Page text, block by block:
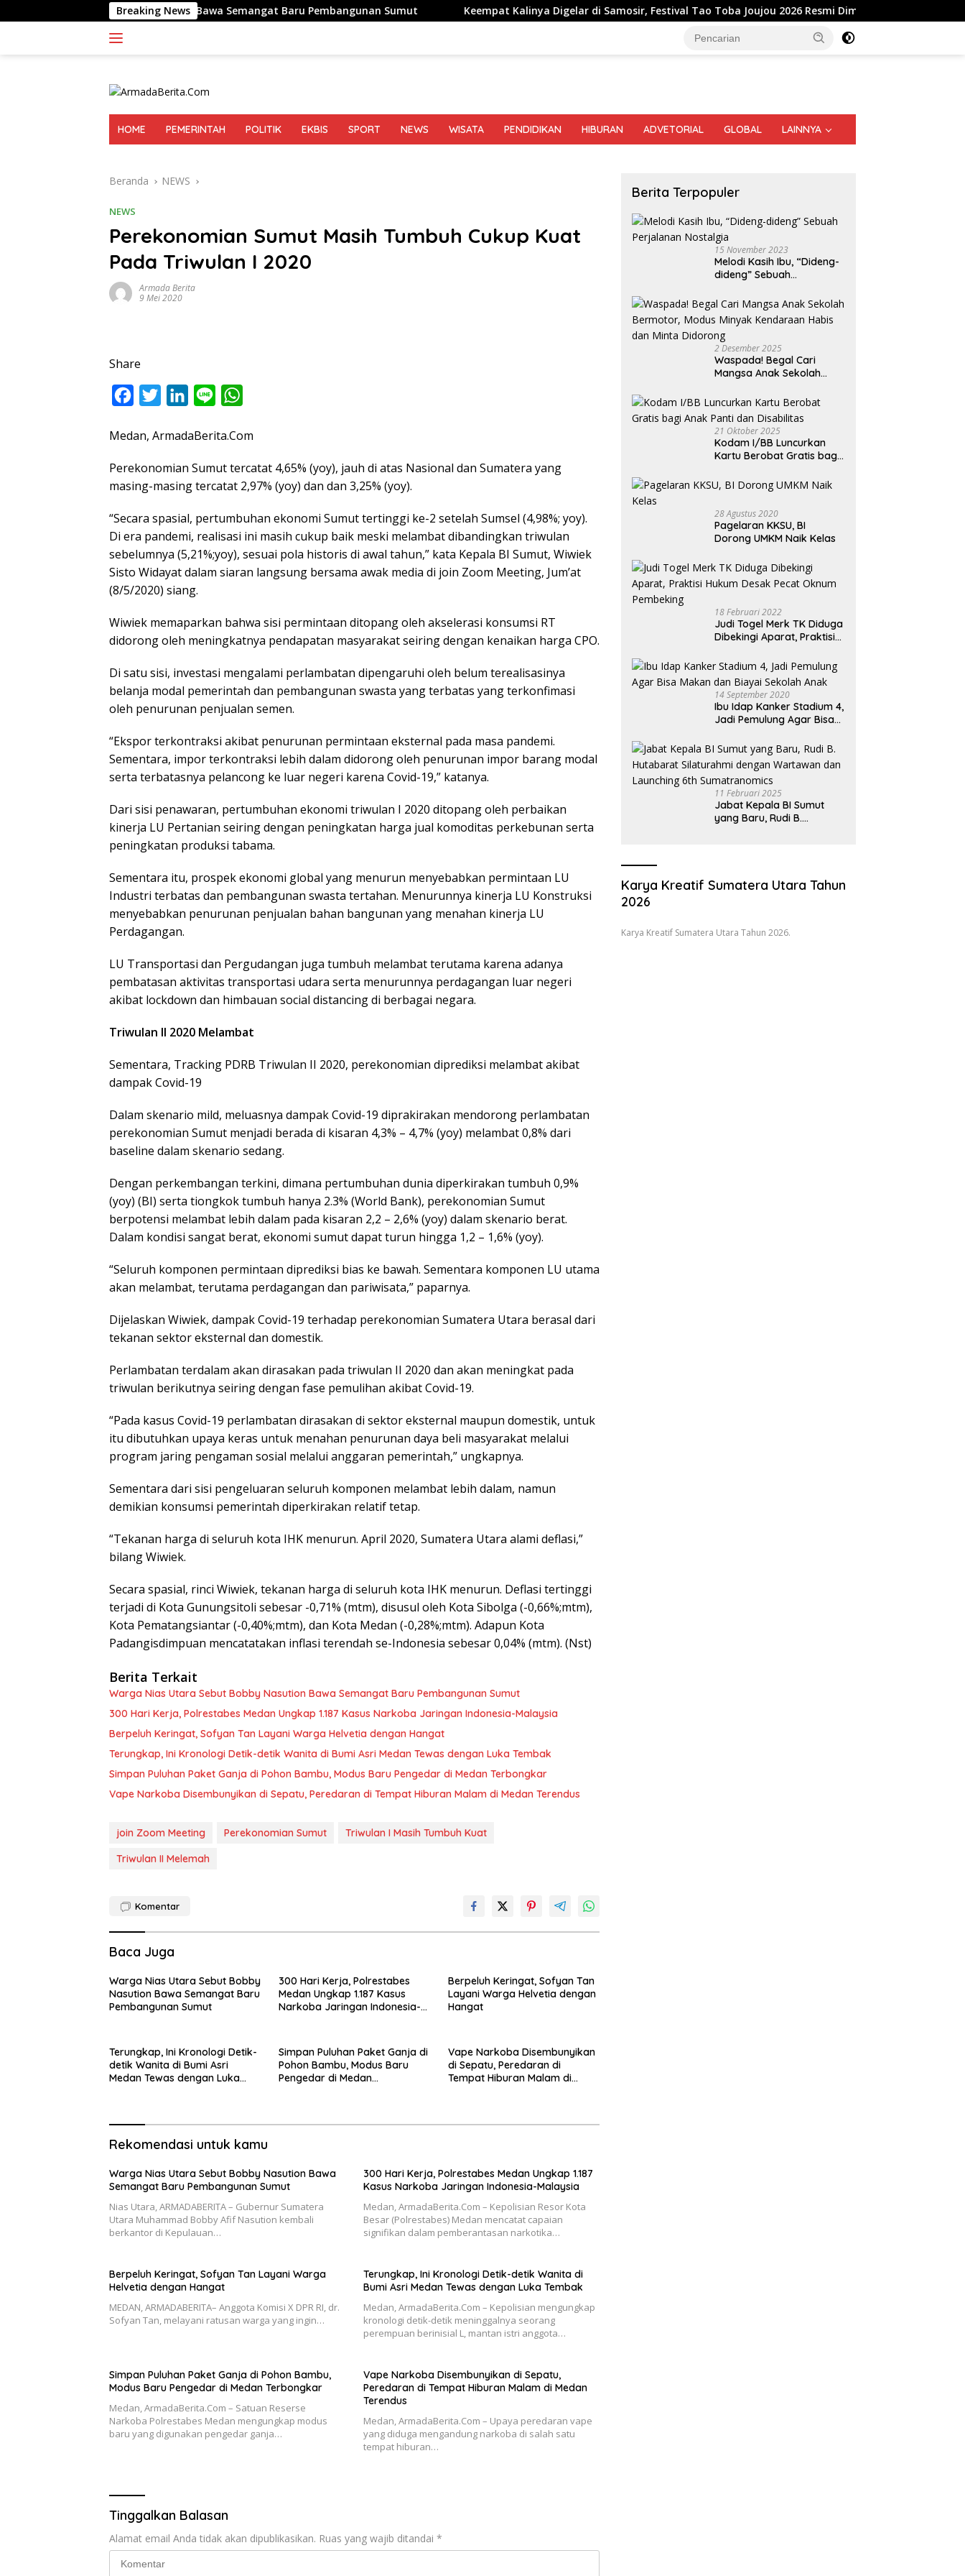
ke
Breaking News
Sebut Bobby Nasution Bawa Semangat Baru Pembangunan Sumut Keempat Kalinya Digelar di Samosir, Festival Tao Toba Joujou 2026 Resmi Dimulai Bedah Buku
HOME PEMERINTAH POLITIK EKBIS SPORT NEWS WISATA PENDIDIKAN HIBURAN ADVETORIAL GLOBAL LAINNYA
Beranda NEWS
NEWS
Perekonomian Sumut Masih Tumbuh Cukup Kuat
Pada Triwulan I 2020
Armada Berita
9 Mei 2020
Share
c
e
b
o
k
i
t
r
n
k
e
I
n
n
a
s
p
Medan, ArmadaBerita.Com
Perekonomian Sumut tercatat 4,65% (yoy), jauh di atas Nasional dan Sumatera yang
masing-masing tercatat 2,97% (yoy) dan dan 3,25% (yoy).
“Secara spasial, pertumbuhan ekonomi Sumut tertinggi ke-2 setelah Sumsel (4,98%; yoy).
Di era pandemi, realisasi ini masih cukup baik meski melambat dibandingkan triwulan
sebelumnya (5,21%;yoy), sesuai pola historis di awal tahun,” kata Kepala BI Sumut, Wiwiek
Sisto Widayat dalam siaran langsung bersama awak media di join Zoom Meeting, Jum’at
(8/5/2020) siang.
Wiwiek memaparkan bahwa sisi permintaan ditopang oleh akselerasi konsumsi RT
didorong oleh meningkatnya pendapatan masyarakat seiring dengan kenaikan harga CPO.
Di satu sisi, investasi mengalami perlambatan dipengaruhi oleh belum terealisasinya
belanja modal pemerintah dan pembangunan swasta yang terbatas yang terkonfimasi
oleh penurunan penjualan semen.
“Ekspor terkontraksi akibat penurunan permintaan eksternal pada masa pandemi.
Sementara, impor terkontraksi lebih dalam didorong oleh penurunan impor barang modal
serta terbatasnya pelancong ke luar negeri karena Covid-19,” katanya.
Dari sisi penawaran, pertumbuhan ekonomi triwulan I 2020 ditopang oleh perbaikan
kinerja LU Pertanian seiring dengan peningkatan harga jual komoditas perkebunan serta
peningkatan produksi tabama.
Sementara itu, prospek ekonomi global yang menurun menyebabkan permintaan LU
Industri terbatas dan pembangunan swasta tertahan. Menurunnya kinerja LU Konstruksi
menyebabkan penurunan penjualan bahan bangunan yang menahan kinerja LU
Perdagangan.
LU Transportasi dan Pergudangan juga tumbuh melambat terutama karena adanya
pembatasan aktivitas transportasi udara serta menurunnya perdagangan luar negeri
akibat lockdown dan himbauan social distancing di berbagai negara.
Triwulan II 2020 Melambat
Sementara, Tracking PDRB Triwulan II 2020, perekonomian diprediksi melambat akibat
dampak Covid-19
Dalam skenario mild, meluasnya dampak Covid-19 diprakirakan mendorong perlambatan
perekonomian Sumut menjadi berada di kisaran 4,3% – 4,7% (yoy) melambat 0,8% dari
baseline dalam skenario sedang.
Dengan perkembangan terkini, dimana pertumbuhan dunia diperkirakan tumbuh 0,9%
(yoy) (BI) serta tiongkok tumbuh hanya 2.3% (World Bank), perekonomian Sumut
berpotensi melambat lebih dalam pada kisaran 2,2 – 2,6% (yoy) dalam skenario berat.
Dalam kondisi sangat berat, ekonomi sumut dapat turun hingga 1,2 – 1,6% (yoy).
“Seluruh komponen permintaan diprediksi bias ke bawah. Sementara komponen LU utama
akan melambat, terutama perdagangan dan pariwisata,” paparnya.
Dijelaskan Wiwiek, dampak Covid-19 terhadap perekonomian Sumatera Utara berasal dari
tekanan sektor eksternal dan domestik.
Perlambatan terdalam akan dirasakan pada triwulan II 2020 dan akan meningkat pada
triwulan berikutnya seiring dengan fase pemulihan akibat Covid-19.
“Pada kasus Covid-19 perlambatan dirasakan di sektor eksternal maupun domestik, untuk
itu dibutuhkan upaya keras untuk menahan penurunan daya beli masyarakat melalui
program jaring pengaman sosial melalui anggaran pemerintah,” ungkapnya.
Sementara dari sisi pengeluaran seluruh komponen melambat lebih dalam, namun
demikian konsumsi pemerintah diperkirakan relatif tetap.
“Tekanan harga di seluruh kota IHK menurun. April 2020, Sumatera Utara alami deflasi,”
bilang Wiwiek.
Secara spasial, rinci Wiwiek, tekanan harga di seluruh kota IHK menurun. Deflasi tertinggi
terjadi di Kota Gunungsitoli sebesar -0,71% (mtm), disusul oleh Kota Sibolga (-0,66%;mtm),
Kota Pematangsiantar (-0,40%;mtm), dan Kota Medan (-0,28%;mtm). Adapun Kota
Padangisdimpuan mencatatakan inflasi terendah se-Indonesia sebesar 0,04% (mtm). (Nst)
Berita Terkait
Warga Nias Utara Sebut Bobby Nasution Bawa Semangat Baru Pembangunan Sumut
300 Hari Kerja, Polrestabes Medan Ungkap 1.187 Kasus Narkoba Jaringan Indonesia-Malaysia
Berpeluh Keringat, Sofyan Tan Layani Warga Helvetia dengan Hangat
Terungkap, Ini Kronologi Detik-detik Wanita di Bumi Asri Medan Tewas dengan Luka Tembak
Simpan Puluhan Paket Ganja di Pohon Bambu, Modus Baru Pengedar di Medan Terbongkar
Vape Narkoba Disembunyikan di Sepatu, Peredaran di Tempat Hiburan Malam di Medan Terendus
join Zoom Meeting Perekonomian Sumut
Triwulan I Masih Tumbuh Kuat
Triwulan II Melemah
Komentar
Baca Juga
Warga Nias Utara Sebut Bobby
Nasution Bawa Semangat Baru
Pembangunan Sumut
300 Hari Kerja, Polrestabes
Medan Ungkap 1.187 Kasus
Narkoba Jaringan Indonesia-
Berpeluh Keringat, Sofyan Tan
Layani Warga Helvetia dengan
Hangat
Terungkap, Ini Kronologi Detik-
detik Wanita di Bumi Asri
Medan Tewas dengan Luka
Simpan Puluhan Paket Ganja di
Pohon Bambu, Modus Baru
Pengedar di Medan
Vape Narkoba Disembunyikan
di Sepatu, Peredaran di
Tempat Hiburan Malam di
Rekomendasi untuk kamu
Warga Nias Utara Sebut Bobby Nasution Bawa
Semangat Baru Pembangunan Sumut
Nias Utara, ARMADABERITA – Gubernur Sumatera
Utara Muhammad Bobby Afif Nasution kembali
berkantor di Kepulauan…
300 Hari Kerja, Polrestabes Medan Ungkap 1.187
Kasus Narkoba Jaringan Indonesia-Malaysia
Medan, ArmadaBerita.Com – Kepolisian Resor Kota
Besar (Polrestabes) Medan mencatat capaian
signifikan dalam pemberantasan narkotika…
Berpeluh Keringat, Sofyan Tan Layani Warga
Helvetia dengan Hangat
MEDAN, ARMADABERITA– Anggota Komisi X DPR RI, dr.
Sofyan Tan, melayani ratusan warga yang ingin…
Terungkap, Ini Kronologi Detik-detik Wanita di
Bumi Asri Medan Tewas dengan Luka Tembak
Medan, ArmadaBerita.Com – Kepolisian mengungkap
kronologi detik-detik meninggalnya seorang
perempuan berinisial L, mantan istri anggota…
Simpan Puluhan Paket Ganja di Pohon Bambu,
Modus Baru Pengedar di Medan Terbongkar
Medan, ArmadaBerita.Com – Satuan Reserse
Narkoba Polrestabes Medan mengungkap modus
baru yang digunakan pengedar ganja…
Vape Narkoba Disembunyikan di Sepatu,
Peredaran di Tempat Hiburan Malam di Medan
Terendus
Medan, ArmadaBerita.Com – Upaya peredaran vape
yang diduga mengandung narkoba di salah satu
tempat hiburan…
Tinggalkan Balasan
Alamat email Anda tidak akan dipublikasikan. Ruas yang wajib ditandai *
Berita Terpopuler
15 November 2023
Melodi Kasih Ibu, “Dideng-
dideng” Sebuah
2 Desember 2025
Waspada! Begal Cari
Mangsa Anak Sekolah
Kendaraan Habis dan
Minta Didorong
21 Oktober 2025
Kodam I/BB Luncurkan
Kartu Berobat Gratis bagi
28 Agustus 2020
Pagelaran KKSU, BI
Dorong UMKM Naik Kelas
18 Februari 2022
Judi Togel Merk TK Diduga
Dibekingi Aparat, Praktisi
Oknum Pembeking
14 September 2020
Ibu Idap Kanker Stadium 4,
Jadi Pemulung Agar Bisa
Anak
11 Februari 2025
Jabat Kepala BI Sumut
yang Baru, Rudi B.
Karya Kreatif Sumatera Utara Tahun
2026
Karya Kreatif Sumatera Utara Tahun 2026.